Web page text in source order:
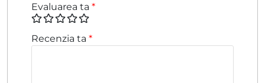
Evaluarea ta *
Recenzia ta *